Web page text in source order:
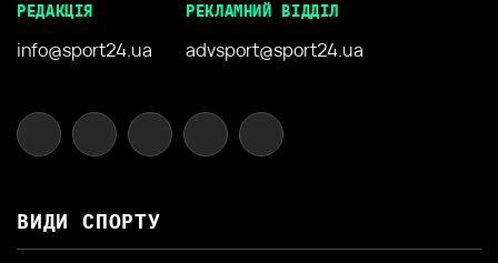
РЕДАКЦІЯ
info@sport24.ua
РЕКЛАМНИЙ ВІДДІЛ
advsport@sport24.ua
ВИДИ СПОРТУ